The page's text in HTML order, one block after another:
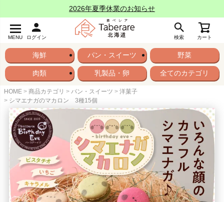
2026年夏季休業のお知らせ
MENU ログイン 検索 カート
海鮮 パン・スイーツ 野菜
肉類 乳製品・卵 全てのカテゴリ
HOME 商品カテゴリ パン・スイーツ
洋菓子
シマエナガのマカロン 3種15個